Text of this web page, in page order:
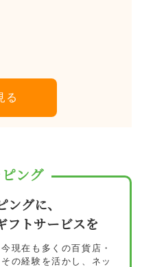
る
ング
グに、
フトサービスを
現在も多くの百貨店・
の経験を活かし、ネッ